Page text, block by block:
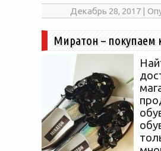
Декабрь 28, 2017 |
Миратон – покупаем